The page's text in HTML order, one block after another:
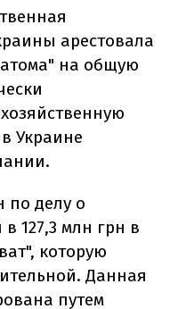
арестовала
на общую
Украине
по делу о
127,3 млн грн в
которую
Данная
путем